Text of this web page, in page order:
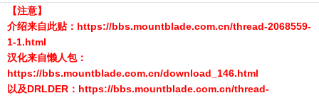
一场战争将由您掌控！
【注意】
介绍来自此贴：https://bbs.mountblade.com.cn/thread-2068559-
1-1.html
汉化来自懒人包：
https://bbs.mountblade.com.cn/download_146.html
以及DRLDER：https://bbs.mountblade.com.cn/thread-